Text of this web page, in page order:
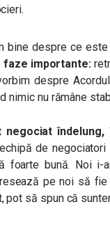
bine despre ce este
faze importante:
despre
nimic nu rămâne
îndelung,
de
foarte bună. Noi i-
pe noi să
pot să spun că